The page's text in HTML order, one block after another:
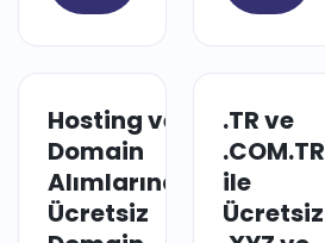
Hosting ve
Domain
Alımlarında
Ücretsiz
HOSTING
.TR ve
.COM.TR
ile
Ücretsiz